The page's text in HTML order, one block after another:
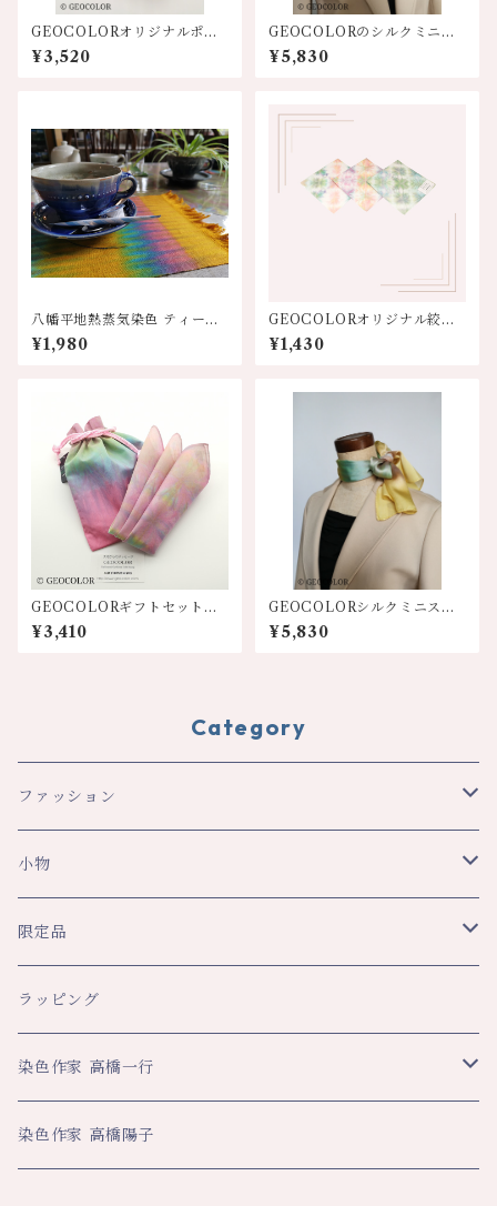
GEOCOLORオリジナルポー
チ【各色】
¥3,520
GEOCOLORのシルクミニス
カーフ【パープル系】
¥5,830
八幡平地熱蒸気染色 ティーマ
ット 各色
¥1,980
GEOCOLORオリジナル絞り
染めハンカチ【淡色系】
¥1,430
GEOCOLORギフトセット
【巾着&ハンカチ】8色展開
¥3,410
GEOCOLORシルクミニスカ
ーフ【イエロー系】
¥5,830
Category
ファッション
スカーフ・ショール
ショール
スカーフ
レディース
トップス
スカート・パンツ
メンズ
ネクタイ
マフラー・ストール
小物
文具
ペンケース
ブックカバー
生活
ハンカチ
大判ハンカチ
ビジネス
名刺入れ
その他
限定品
八幡平ドラゴンアイ関連
ハンカチ
スカーフ
数量限定企画品
平舘高校共同企画品
ラッピング
染色作家 高橋一行
アートクロス
染色作家 高橋陽子